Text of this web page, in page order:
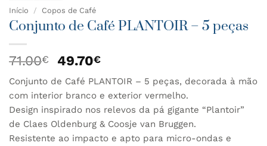
Início / Copos de Café
Conjunto de Café PLANTOIR – 5 peças
71.00€
O
preço
original
era:
71.00€.
49.70€O
atual
é:
49.70€.
Conjunto de Café PLANTOIR – 5 peças, decorada à mão
com interior branco e exterior vermelho.
Design inspirado nos relevos da pá gigante “Plantoir”
de Claes Oldenburg & Coosje van Bruggen.
Resistente ao impacto e apto para micro-ondas e